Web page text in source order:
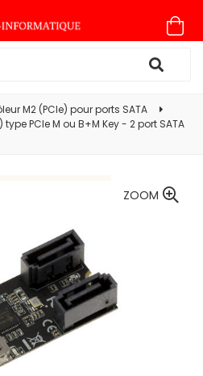
M2 (PCIe) pour ports SATA
PCIe M ou B+M Key - 2 port SATA
ZOOM